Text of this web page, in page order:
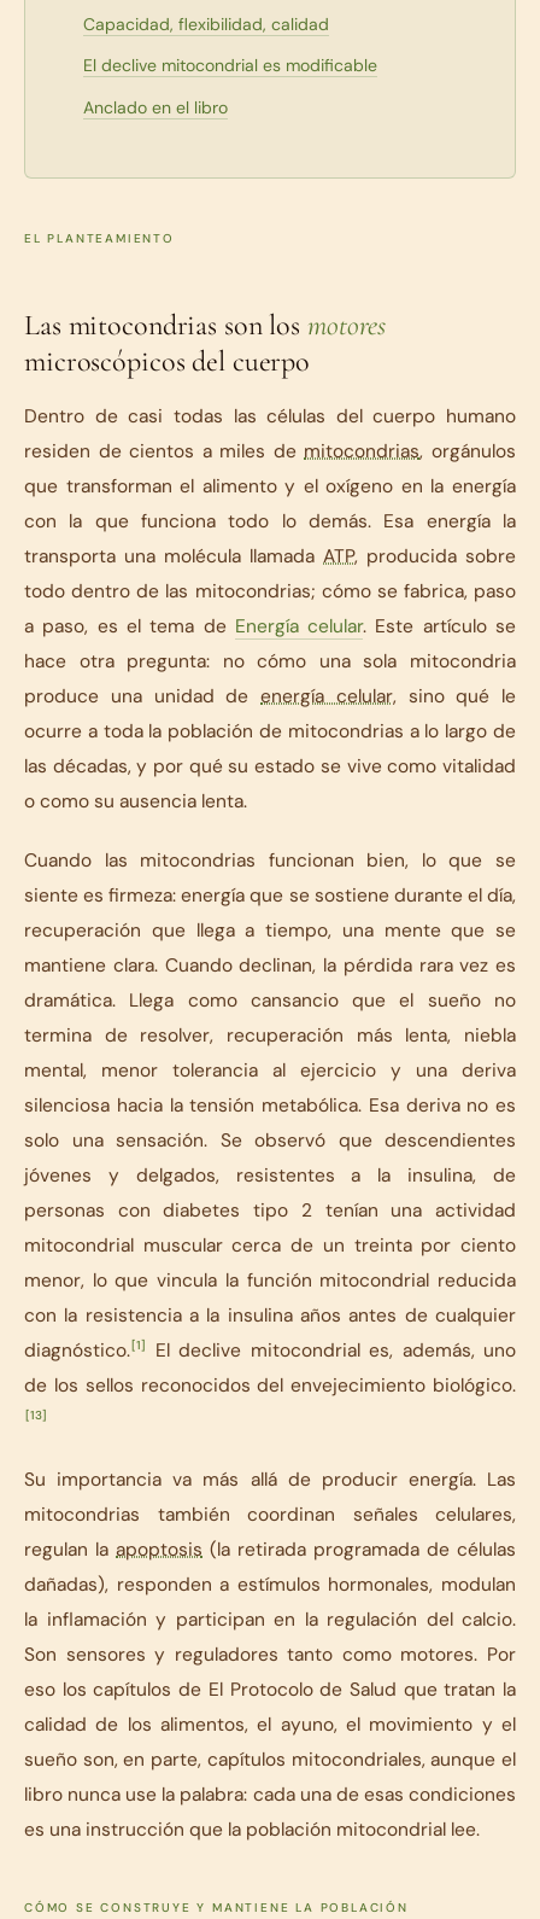
Capacidad, flexibilidad, calidad
El declive mitocondrial es modificable
Anclado en el libro
EL PLANTEAMIENTO
Las mitocondrias son los motores
microscópicos del cuerpo
Dentro de casi todas las células del cuerpo humano
residen de cientos a miles de mitocondrias, orgánulos
que transforman el alimento y el oxígeno en la energía
con la que funciona todo lo demás. Esa energía la
transporta una molécula llamada ATP, producida sobre
todo dentro de las mitocondrias; cómo se fabrica, paso
a paso, es el tema de Energía celular. Este artículo se
hace otra pregunta: no cómo una sola mitocondria
produce una unidad de energía celular, sino qué le
ocurre a toda la población de mitocondrias a lo largo de
las décadas, y por qué su estado se vive como vitalidad
o como su ausencia lenta.
Cuando las mitocondrias funcionan bien, lo que se
siente es firmeza: energía que se sostiene durante el día,
recuperación que llega a tiempo, una mente que se
mantiene clara. Cuando declinan, la pérdida rara vez es
dramática. Llega como cansancio que el sueño no
termina de resolver, recuperación más lenta, niebla
mental, menor tolerancia al ejercicio y una deriva
silenciosa hacia la tensión metabólica. Esa deriva no es
solo una sensación. Se observó que descendientes
jóvenes y delgados, resistentes a la insulina, de
personas con diabetes tipo 2 tenían una actividad
mitocondrial muscular cerca de un treinta por ciento
menor, lo que vincula la función mitocondrial reducida
con la resistencia a la insulina años antes de cualquier
diagnóstico.[1]
El declive mitocondrial es, además, uno
de los sellos reconocidos del envejecimiento biológico.
[13]
Su importancia va más allá de producir energía. Las
mitocondrias también coordinan señales celulares,
regulan la apoptosis (la retirada programada de células
dañadas), responden a estímulos hormonales, modulan
la inflamación y participan en la regulación del calcio.
Son sensores y reguladores tanto como motores. Por
eso los capítulos de El Protocolo de Salud que tratan la
calidad de los alimentos, el ayuno, el movimiento y el
sueño son, en parte, capítulos mitocondriales, aunque el
libro nunca use la palabra: cada una de esas condiciones
es una instrucción que la población mitocondrial lee.
CÓMO SE CONSTRUYE Y MANTIENE LA POBLACIÓN